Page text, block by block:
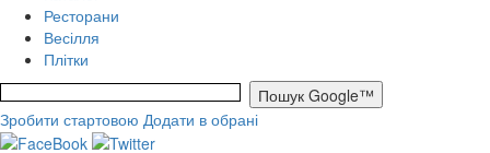
Ресторани
Весілля
Плітки
Зробити стартовою Додати в обрані